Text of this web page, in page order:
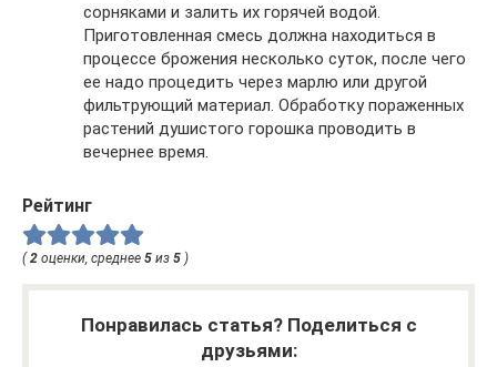
сорняками и залить их горячей водой.
Приготовленная смесь должна находиться в
процессе брожения несколько суток, после чего
ее надо процедить через марлю или другой
фильтрующий материал. Обработку пораженных
растений душистого горошка проводить в
вечернее время.
Рейтинг
(2 оценки, среднее 5 из 5 )
Понравилась статья? Поделиться с
друзьями: